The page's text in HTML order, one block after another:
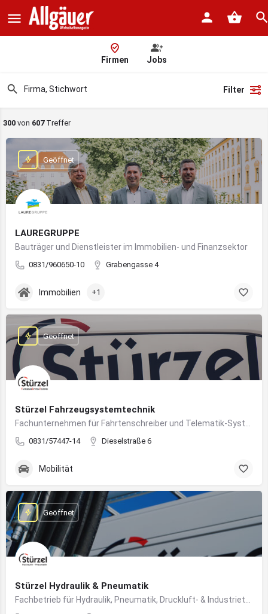
Firmen Jobs
Filter
300 von 607Treffer
LAUREGRUPPE
Bauträger und Dienstleister im Immobilien- und Finanzsektor
0831/960650-10 Grabengasse 4
Geöffnet
Immobilien +1
Stürzel Fahrzeugsystemtechnik
0831/57447-14 Dieselstraße 6
Geöffnet
Mobilität
Stürzel Hydraulik & Pneumatik
Geöffnet